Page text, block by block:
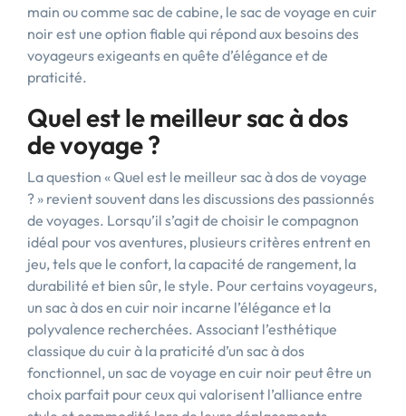
main ou comme sac de cabine, le sac de voyage en cuir
noir est une option fiable qui répond aux besoins des
voyageurs exigeants en quête d’élégance et de
praticité.
Quel est le meilleur sac à dos
de voyage ?
La question « Quel est le meilleur sac à dos de voyage
? » revient souvent dans les discussions des passionnés
de voyages. Lorsqu’il s’agit de choisir le compagnon
idéal pour vos aventures, plusieurs critères entrent en
jeu, tels que le confort, la capacité de rangement, la
durabilité et bien sûr, le style. Pour certains voyageurs,
un sac à dos en cuir noir incarne l’élégance et la
polyvalence recherchées. Associant l’esthétique
classique du cuir à la praticité d’un sac à dos
fonctionnel, un sac de voyage en cuir noir peut être un
choix parfait pour ceux qui valorisent l’alliance entre